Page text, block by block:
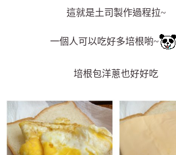
這就是土司製作過程拉~
一個人可以吃好多培根喲~
培根包洋蔥也好好吃